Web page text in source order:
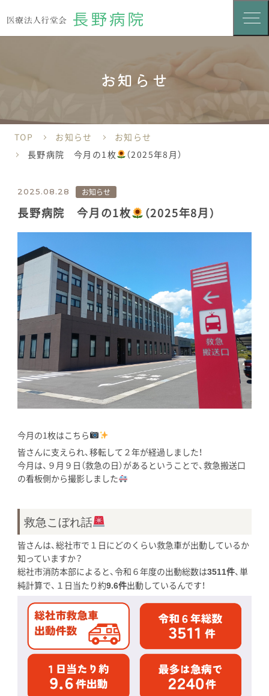
お知らせ
TOP お知らせ
お知らせ
長野病院 今月の1枚
（2025年8月）
2025.08.28 お知らせ
長野病院 今月の1枚 （2025年8月）
今月の1枚はこちら
皆さんに支えられ、移転して２年が経過しました！
今月は、９月９日（救急の日）があるということで、救急搬送口
の看板側から撮影しました
救急こぼれ話
皆さんは、総社市で１日にどのくらい救急車が出動しているか
知っていますか？
総社市消防本部によると、令和６年度の出動総数は3511件、単
純計算で、１日当たり約9.6件出動しているんです！